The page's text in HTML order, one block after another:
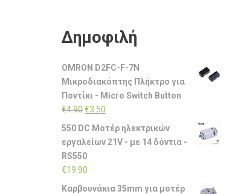
Δημοφιλή
OMRON D2FC-F-7N
Μικροδιακόπτης Πλήκτρο για
Ποντίκι - Micro Switch Button
€4.90Original
price
was:
€4.90.
€3.50
τρέχουσα
τιμή
550 DC Μοτέρ ηλεκτρικών
εργαλείων 21V - με 14 δόντια -
RS550
€19.90
Καρβουνάκια 35mm για μοτέρ